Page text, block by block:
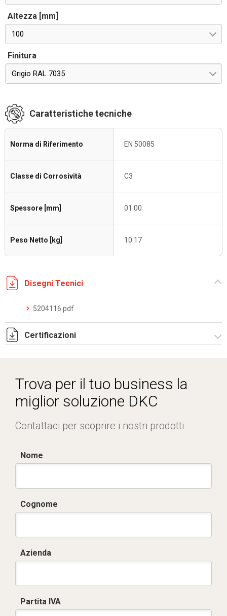
Altezza [mm]
100
Finitura
Grigio RAL 7035
Caratteristiche tecniche
Norma di Riferimento EN 50085
Classe di Corrosività C3
Spessore [mm] 01.00
Peso Netto [kg] 10.17
Disegni Tecnici
5204116.pdf
Certificazioni
Trova per il tuo business la
miglior soluzione DKC
Contattaci per scoprire i nostri prodotti
Nome
Cognome
Azienda
Partita IVA